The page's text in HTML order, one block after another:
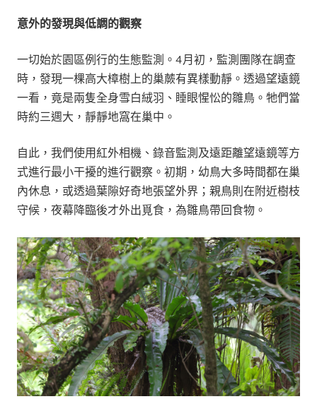
意外的發現與低調的觀察
一切始於園區例行的生態監測。4月初，監測團隊在調查
時，發現一棵高大樟樹上的巢蕨有異樣動靜。透過望遠鏡
一看，竟是兩隻全身雪白絨羽、睡眼惺忪的雛鳥。牠們當
時約三週大，靜靜地窩在巢中。
自此，我們使用紅外相機、錄音監測及遠距離望遠鏡等方
式進行最小干擾的進行觀察。初期，幼鳥大多時間都在巢
內休息，或透過葉隙好奇地張望外界；親鳥則在附近樹枝
守候，夜幕降臨後才外出覓食，為雛鳥帶回食物。